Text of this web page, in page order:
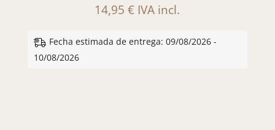
14,95€ IVA incl.
Fecha estimada de entrega: 09/08/2026 -
10/08/2026